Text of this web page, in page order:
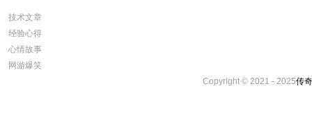
技术文章
经验心得
心情故事
网游爆笑
Copyright © 2021 - 2025传